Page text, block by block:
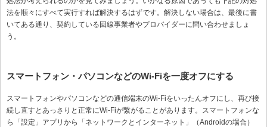
法を順々にすべて実行すれば解決するはずです。解決しない場合は、最後に書
いてある通り、契約している回線事業者やプロバイダーに問い合わせましょ
う。
スマートフォン・パソコンなどのWi-Fiを一度オフにする
スマートフォンやパソコンなどの通信端末のWi-Fiをいったんオフにし、再び接
続し直すとあっさりと正常にWi-Fiが繋がることがあります。スマートフォンな
ら「設定」アプリから「ネットワークとインターネット」（Androidの場合）